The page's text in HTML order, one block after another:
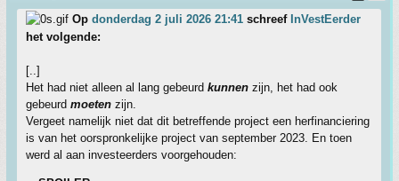
Op donderdag 2 juli 2026 21:41 schreef InVestEerder
het volgende:
[..]
Het had niet alleen al lang gebeurd kunnen zijn, het had ook
gebeurd moeten zijn.
Vergeet namelijk niet dat dit betreffende project een herfinanciering
is van het oorspronkelijke project van september 2023. En toen
werd al aan investeerders voorgehouden: